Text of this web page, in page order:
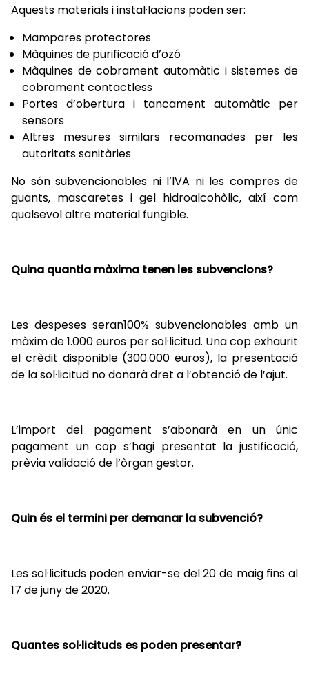
Aquests materials i instal·lacions poden ser:
Mampares protectores
Màquines de purificació d’ozó
Màquines de cobrament automàtic i sistemes de
cobrament contactless
Portes d’obertura i tancament automàtic per
sensors
Altres mesures similars recomanades per les
autoritats sanitàries
No són subvencionables ni l’IVA ni les compres de
guants, mascaretes i gel hidroalcohòlic, així com
qualsevol altre material fungible.
Quina quantia màxima tenen les subvencions?
Les despeses seran100% subvencionables amb un
màxim de 1.000 euros per sol·licitud. Una cop exhaurit
el crèdit disponible (300.000 euros), la presentació
de la sol·licitud no donarà dret a l’obtenció de l’ajut.
L’import del pagament s’abonarà en un únic
pagament un cop s’hagi presentat la justificació,
prèvia validació de l’òrgan gestor.
Quin és el termini per demanar la subvenció?
Les sol·licituds poden enviar-se del 20 de maig fins al
17 de juny de 2020.
Quantes sol·licituds es poden presentar?